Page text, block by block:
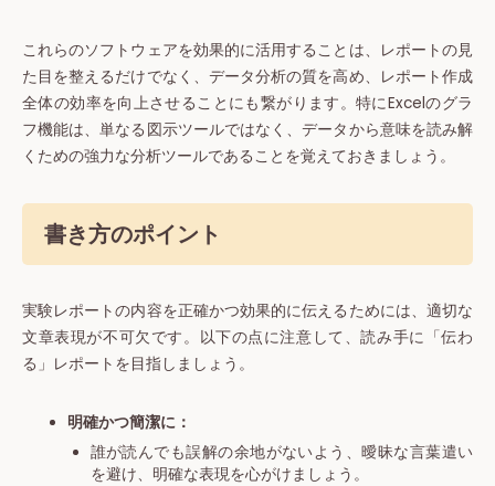
これらのソフトウェアを効果的に活用することは、レポートの見
た目を整えるだけでなく、データ分析の質を高め、レポート作成
全体の効率を向上させることにも繋がります。特にExcelのグラ
フ機能は、単なる図示ツールではなく、データから意味を読み解
くための強力な分析ツールであることを覚えておきましょう。
書き方のポイント
実験レポートの内容を正確かつ効果的に伝えるためには、適切な
文章表現が不可欠です。以下の点に注意して、読み手に「伝わ
る」レポートを目指しましょう。
明確かつ簡潔に：
誰が読んでも誤解の余地がないよう、曖昧な言葉遣い
を避け、明確な表現を心がけましょう。